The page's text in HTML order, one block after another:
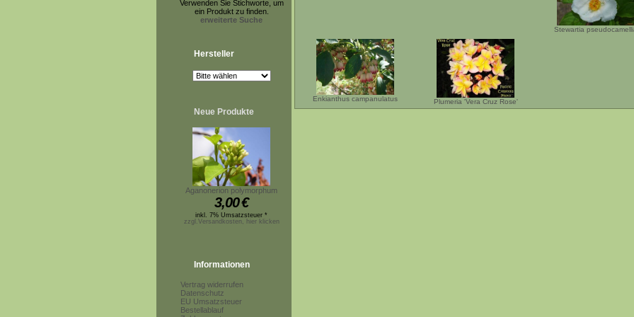
Verwenden Sie Stichworte, um
ein Produkt zu finden.
erweiterte Suche
Hersteller
Neue Produkte
Aganonerion polymorphum
3,00€
inkl. 7% Umsatzsteuer *
zzgl.Versandkosten, hier klicken
Informationen
Vertrag widerrufen
Datenschutz
EU Umsatzsteuer
Bestellablauf
Stewartia
Enkianthus campanulatus Plumeria 'Vera Cruz Rose'